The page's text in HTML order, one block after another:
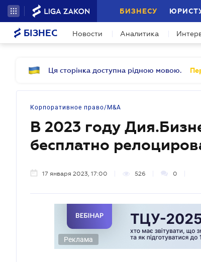
БИЗНЕСУ
БІЗНЕС Новости Аналитика
Ця сторінка доступна рідною мовою.
Корпоративное право/M&A
В 2023 году
бесплатно
17 января 2023, 17:00 526 0
Реклама